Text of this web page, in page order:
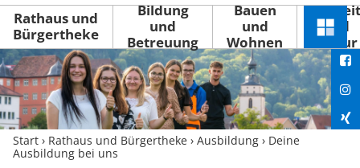
Rathaus und
Bürgertheke
Bildung
und
Betreuung
Bauen
und
Wohnen
Freizeit
und
Kultur
Menü
Start › Rathaus und Bürgertheke › Ausbildung › Deine
Ausbildung bei uns